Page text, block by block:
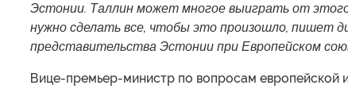
Эстонии. Таллин может многое выиграть от
нужно сделать все, чтобы это произошло, пишет
представительства Эстонии при Европейском
Вице-премьер-министр по вопросам европейской